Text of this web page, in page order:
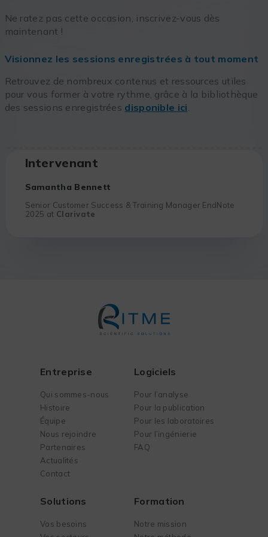
Ne ratez pas cette occasion, inscrivez-vous dès
maintenant !
Visionnez les sessions enregistrées à tout moment
Retrouvez de nombreux contenus et ressources utiles
pour vous former à votre rythme, grâce à la bibliothèque
des sessions enregistrées disponible ici
Intervenant
Samantha Bennett
Senior Customer Success & Training Manager EndNote
2025 at Clarivate
Entreprise
Qui sommes-nous
Histoire
Équipe
Nous rejoindre
Partenaires
Actualités
Contact
Logiciels
Pour l’analyse
Pour la publication
Pour les laboratoires
Pour l’ingénierie
FAQ
Solutions
Vos besoins
Formation
Notre mission